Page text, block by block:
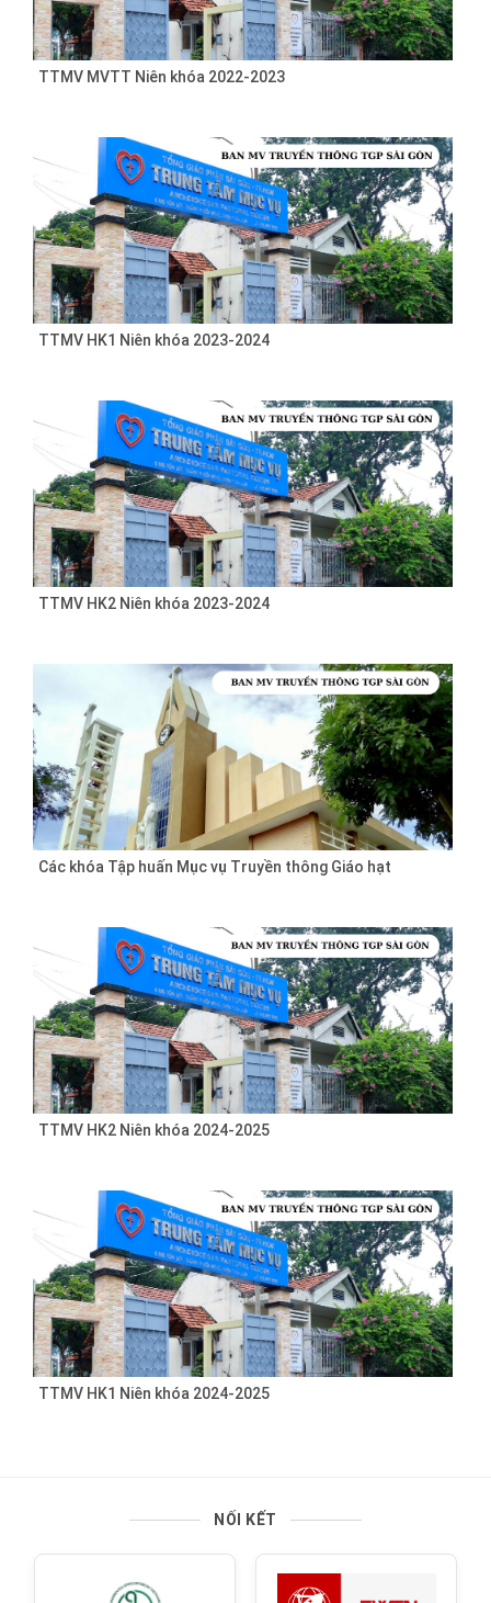
TTMV MVTT Niên khóa 2022-2023
TTMV HK1 Niên khóa 2023-2024
TTMV HK2 Niên khóa 2023-2024
Các khóa Tập huấn Mục vụ Truyền thông Giáo hạt
TTMV HK2 Niên khóa 2024-2025
TTMV HK1 Niên khóa 2024-2025
NỐI KẾT